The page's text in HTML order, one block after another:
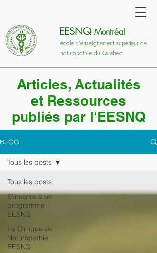
école d'enseignement supérieur de
naturopathie du Québec
EESNQ Montréal
Articles, Actualités
et Ressources
publiés par l'EESNQ
BLOG
Tous les posts
S'inscrire à un
programme
EESNQ
La Clinique de
Naturopathie
EESNQ
Tous les posts